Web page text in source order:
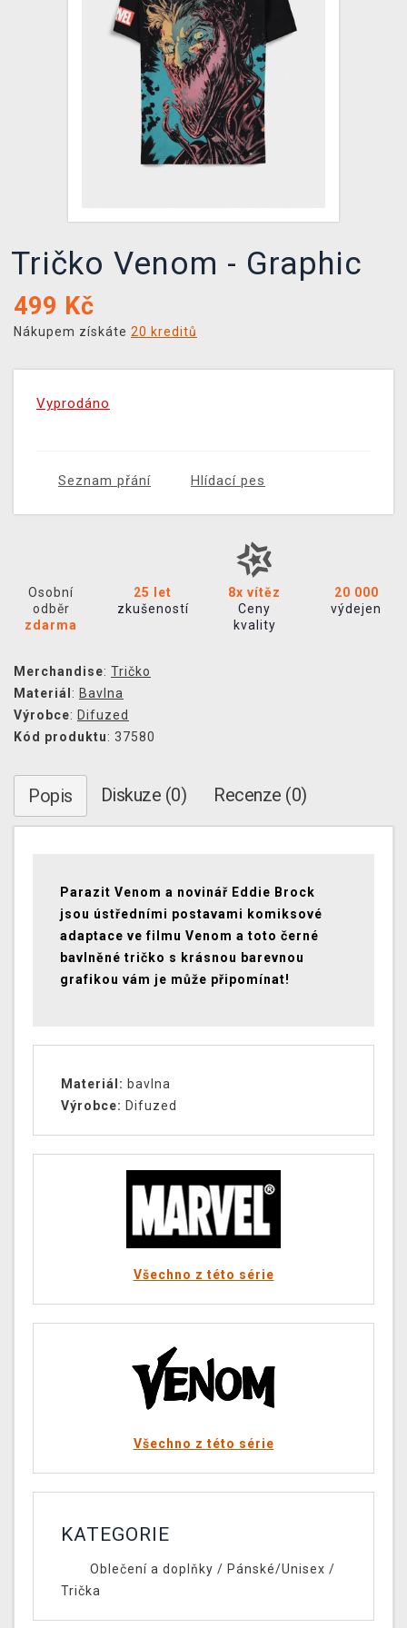
TCG & BOARDGAME HUB
VÝKUP HER (BAZAR)
Tričko Venom - Graphic
499 Kč
Nákupem získáte 20 kreditů
Vyprodáno
Seznam přání Hlídací pes
Osobní
odběr
zdarma
25 let
zkušeností
8x vítěz
Ceny
kvality
20 000
výdejen
Merchandise: Tričko
Materiál : Bavlna
Výrobce: Difuzed
Kód produktu: 37580
Popis Diskuze (0) Recenze (0)
Parazit Venom a novinář Eddie Brock
jsou ústředními postavami komiksové
adaptace ve filmu Venom a toto černé
bavlněné tričko s krásnou barevnou
grafikou vám je může připomínat!
Materiál: bavlna
Výrobce: Difuzed
Všechno z této série
Všechno z této série
KATEGORIE
Oblečení a doplňky / Pánské/Unisex /
Trička